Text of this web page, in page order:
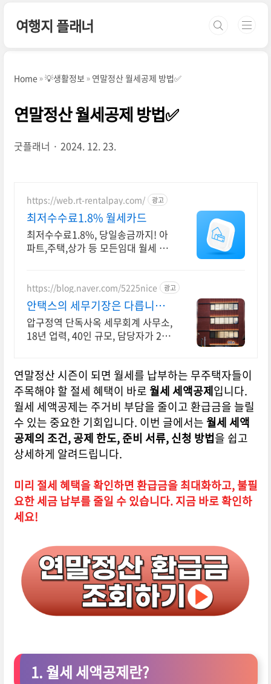
여행지 플래너
Home 💡생활정보 연말정산 월세공제 방법✅
연말정산 월세공제 방법✅
굿플래너 2024. 12. 23.
https://web.rt-rentalpay.com/ 광고
최저수수료1.8% 월세카드
최저수수료1.8%, 당일송금까지! 아
파트,주택,상가 등 모든임대 월세 납
해보세요.
https://blog.naver.com/5225nice 광고
안택스의 세무기장은 다릅니다
2인 담당 케어로 즉시 소통
압구정역 단독사옥 세무회계 사무소,
18년 업력, 40인 규모, 담당자가 2명
료.
연말정산 시즌이 되면 월세를 납부하는 무주택자들이
주목해야 할 절세 혜택이 바로 월세 세액공제입니다.
월세 세액공제는 주거비 부담을 줄이고 환급금을 늘릴
수 있는 중요한 기회입니다. 이번 글에서는 월세 세액
공제의 조건, 공제 한도, 준비 서류, 신청 방법을 쉽고
상세하게 알려드립니다.
미리 절세 혜택을 확인하면 환급금을 최대화하고, 불필
요한 세금 납부를 줄일 수 있습니다. 지금 바로 확인하
세요!
1. 월세 세액공제란?